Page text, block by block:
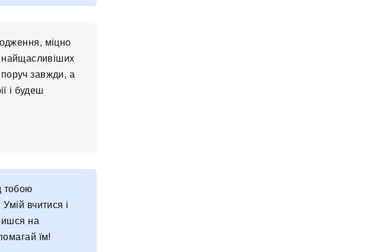
міцно
найщасливіших
поруч завжди, а
і будеш
тобою
вчитися і
на
їм!